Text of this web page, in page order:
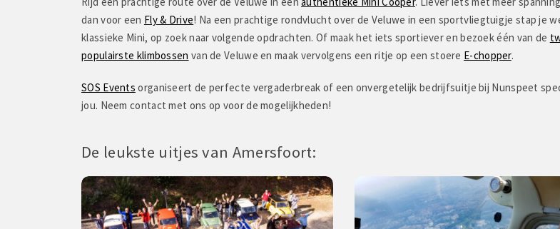
dan voor een Fly & Drive! Na een prachtige rondvlucht over de Veluwe in een sportvliegtuigje stap je
klassieke Mini, op zoek naar volgende opdrachten. Of maak het iets sportiever en bezoek één van de
populairste klimbossen van de Veluwe en maak vervolgens een ritje op een stoere E-chopper.
SOS Events organiseert de perfecte vergaderbreak of een onvergetelijk bedrijfsuitje bij Nunspeet
jou. Neem contact met ons op voor de mogelijkheden!
De leukste uitjes van Amersfoort:
"We hebben een zeer geslaagde avond
gehad.Jeanine van SOS events heeft alles
vooraf goed geregeld en de accommodatie, de
Gasterij Zondag is een zeer go"
"Wij hadden een gave
weten hoe de kilometer
gedragen want dat die
voorbaat als e"